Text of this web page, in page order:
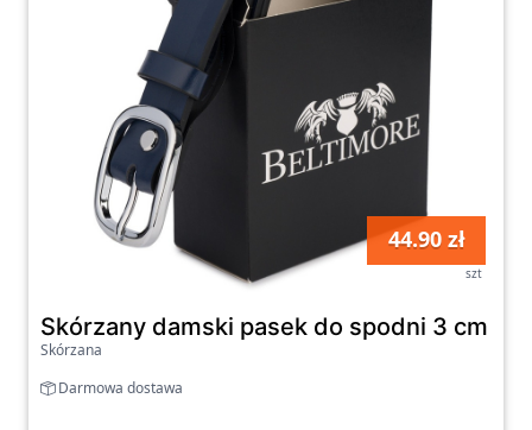
44.90 zł
szt
Skórzany damski pasek do spodni 3 cm
Skórzana
Darmowa dostawa